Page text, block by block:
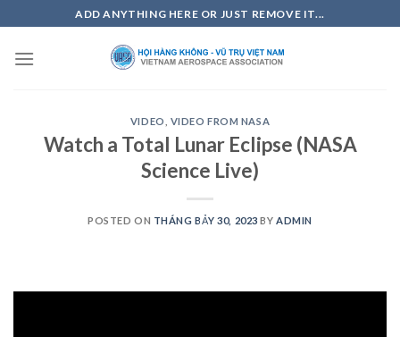
to
content
ADD ANYTHING HERE OR JUST REMOVE IT...
VIDEO VIDEO FROM NASA
Watch a Total Lunar Eclipse (NASA
Science Live)
POSTED ON THÁNG BẢY 30, 2023 BY ADMIN